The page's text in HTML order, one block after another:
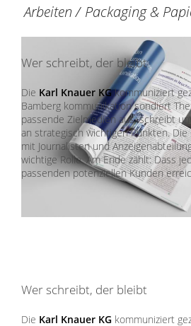
Wer schreibt, der bleibt
Die Karl Knauer KGkommuniziert
Bamberg kommunikation sondiert
passende Zielmedien aus, schreibt
an strategisch wichtigen Punkten.
mit Journalisten und
wichtige Rolle. Am Ende zählt: Dass
passenden potenziellen Kunden
Arbeiten/ Packaging &
Wer schreibt, der bleibt
Die Karl Knauer KG kommuniziert